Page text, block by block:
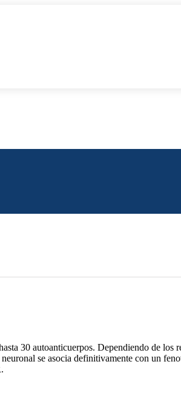
30 autoanticuerpos. Dependiendo de los
se asocia definitivamente con un